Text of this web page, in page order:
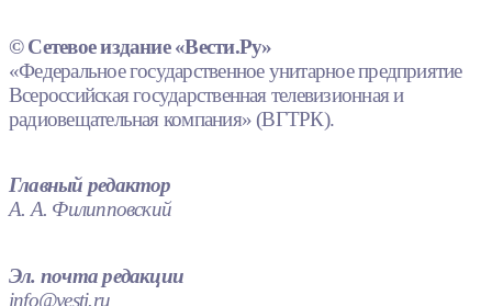
© Сетевое издание «Вести.Ру»
«Федеральное государственное унитарное предприятие
Всероссийская государственная телевизионная и
радиовещательная компания» (ВГТРК).
Главный редактор
А. А. Филипповский
Эл. почта редакции
info@vesti.ru